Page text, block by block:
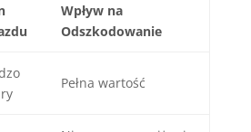
Wpływ na
Odszkodowanie
Pełna wartość